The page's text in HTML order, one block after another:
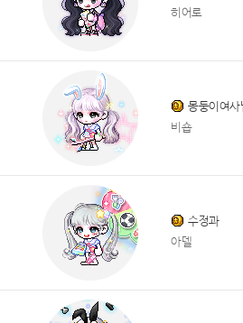
히어로
몽둥이여사
비숍
수정과
아델